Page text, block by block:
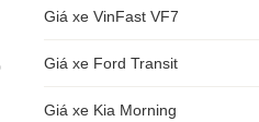
Giá xe VinFast VF7
Giá xe Ford Transit
Giá xe Kia Morning